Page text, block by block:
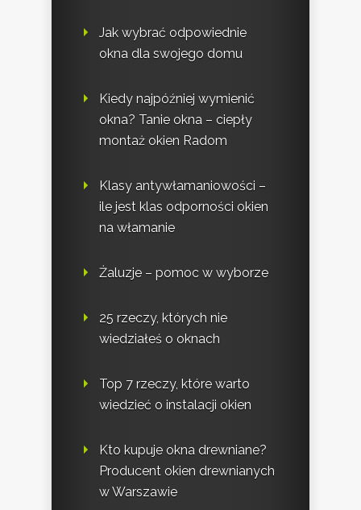
Jak wybrać odpowiednie
okna dla swojego domu
Kiedy najpóźniej wymienić
okna? Tanie okna – ciepły
montaż okien Radom
Klasy antywłamaniowości –
ile jest klas odporności okien
na włamanie
Żaluzje – pomoc w wyborze
25 rzeczy, których nie
wiedziałeś o oknach
Top 7 rzeczy, które warto
wiedzieć o instalacji okien
Kto kupuje okna drewniane?
Producent okien drewnianych
w Warszawie